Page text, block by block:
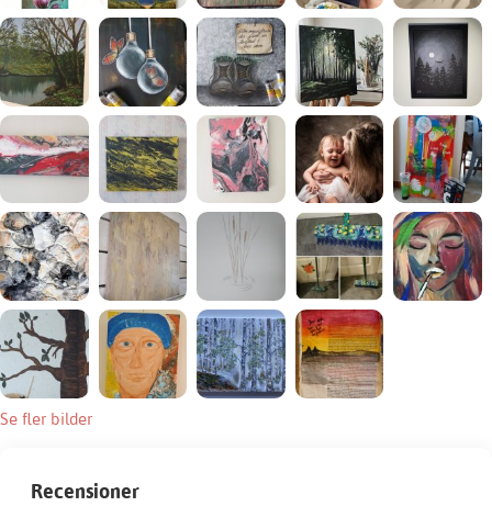
Se fler bilder
Recensioner